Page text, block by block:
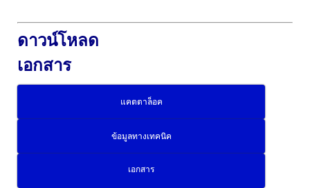
ดาวน์โหลด
เอกสาร
แคตตาล็อค
ข้อมูลทางเทคนิค
เอกสาร